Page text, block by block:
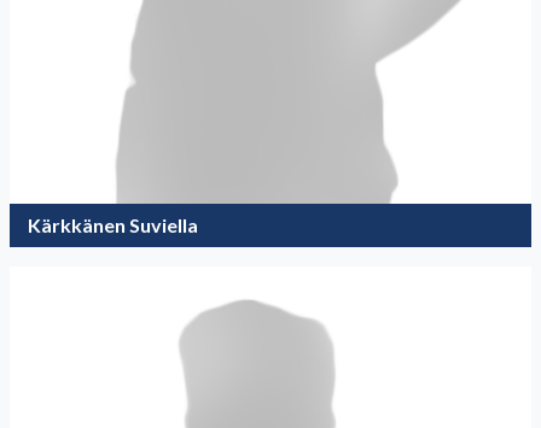
Kärkkänen Suviella